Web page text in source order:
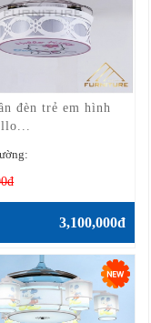
đèn trẻ em hình
3,100,000đ